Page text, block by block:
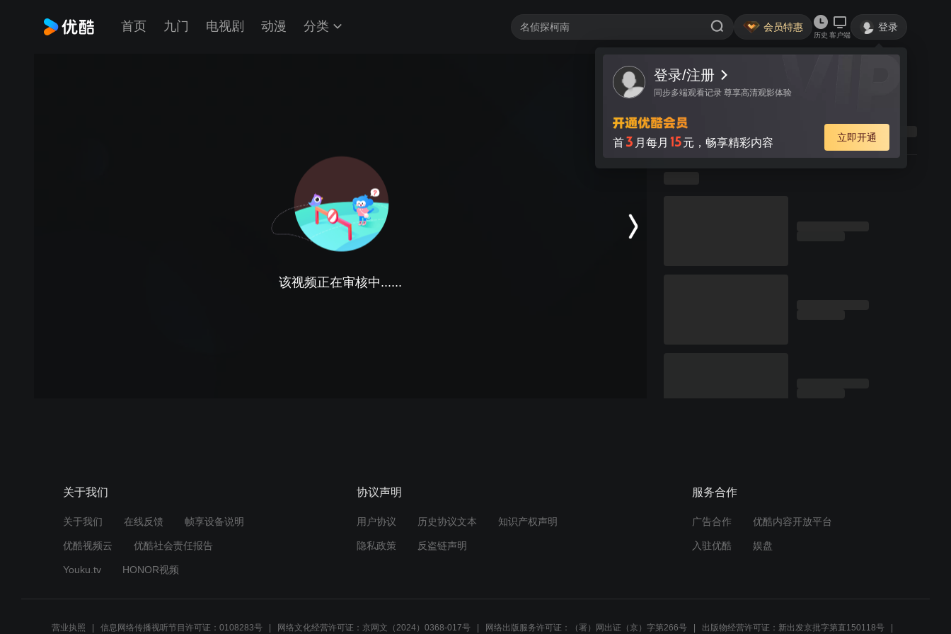
首页 九门 电视剧 动漫 分类 会员特惠
历史 客户端
登录
登录/注册
同步多端观看记录 尊享高清观影体验
首3 月每月 15元，畅享精彩内容 立即开通
该视频正在审核中......
关于我们
关于我们 在线反馈 帧享设备说明
优酷视频云 优酷社会责任报告
Youku.tv HONOR视频
协议声明
用户协议 历史协议文本 知识产权声明
隐私政策 反盗链声明
服务合作
广告合作 优酷内容开放平台
入驻优酷 娱盘
营业执照 信息网络传播视听节目许可证：0108283号 网络文化经营许可证：京网文（2024）0368-017号 网络出版服务许可证：（署）网出证（京）字第266号 出版物经营许可证：新出发京批字第直150118号